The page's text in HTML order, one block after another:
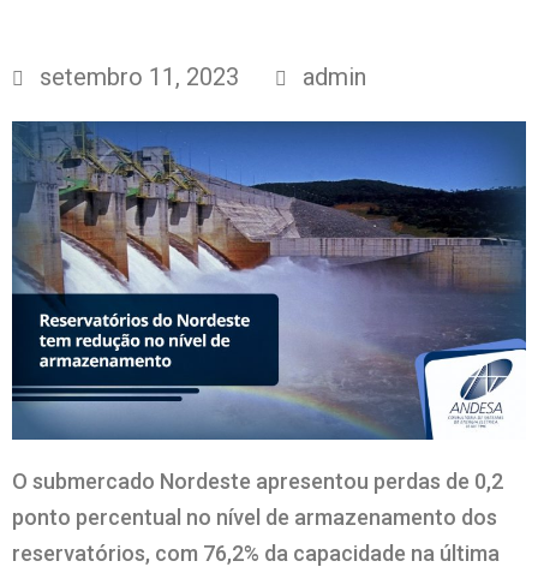
setembro 11, 2023 admin
O submercado Nordeste apresentou perdas de 0,2
ponto percentual no nível de armazenamento dos
reservatórios, com 76,2% da capacidade na última